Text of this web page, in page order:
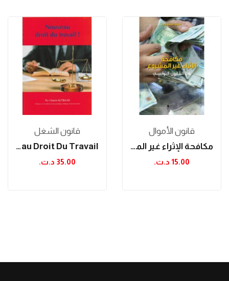
قانون الشغل
Nouveau Droit Du Travail
35.00 د.ت.‏
قانون الأموال
مكافحة الإثراء غير المشروع في القانون التونسي
15.00 د.ت.‏